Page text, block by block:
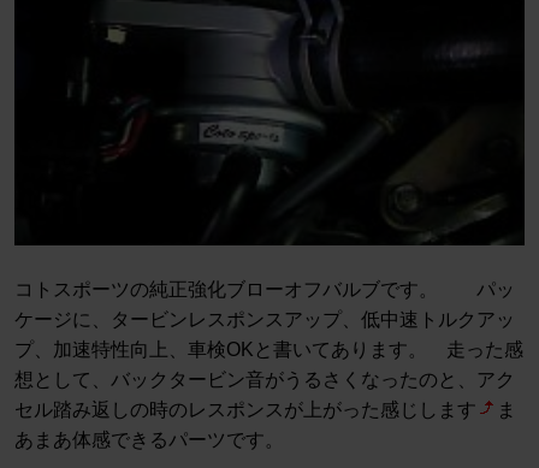
コトスポーツの純正強化ブローオフバルブです。 パッ
ケージに、タービンレスポンスアップ、低中速トルクアッ
プ、加速特性向上、車検OKと書いてあります。 走った感
想として、バックタービン音がうるさくなったのと、アク
セル踏み返しの時のレスポンスが上がった感じします
ま
あまあ体感できるパーツです。